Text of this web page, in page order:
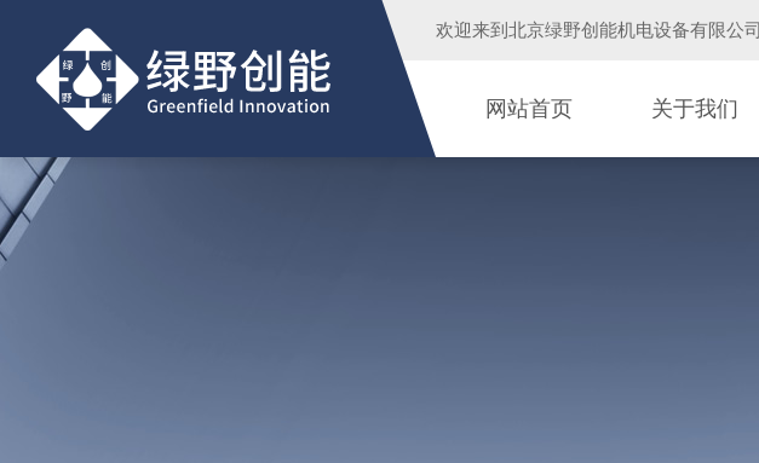
欢迎来到 北京绿野创能机电设备有限公司
网站首页 关于我们